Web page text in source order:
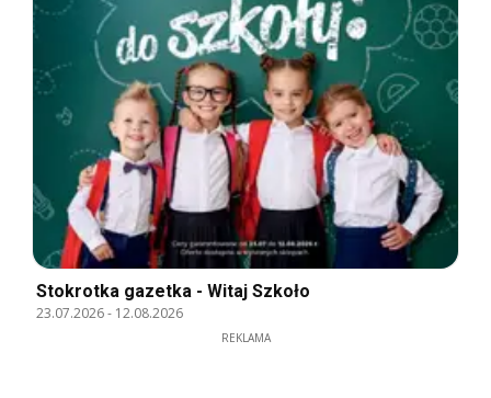
Stokrotka gazetka - Witaj Szkoło
23.07.2026- 12.08.2026
REKLAMA